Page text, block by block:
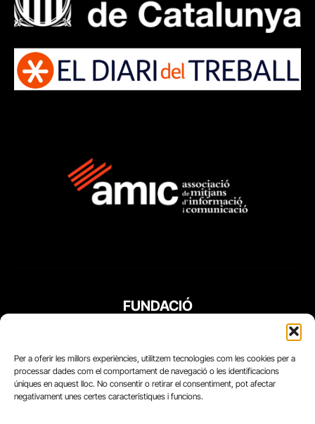
Per a oferir les millors experiències, utilitzem tecnologies com les cookies per a
processar dades com el comportament de navegació o les identificacions
úniques en aquest lloc. No consentir o retirar el consentiment, pot afectar
negativament unes certes característiques i funcions.
FUNDACIÓ